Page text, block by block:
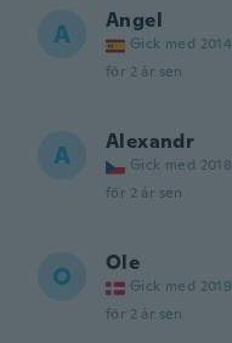
A Angel
Gick med 2014
för 2 år sen
A Alexandr
Gick med 2018
för 2 år sen
O Ole
Gick med 2019
för 2 år sen